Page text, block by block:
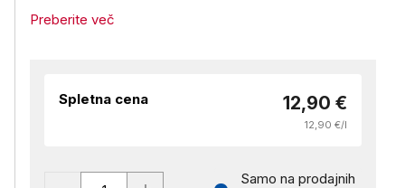
Preberite več
Spletna cena 12,90 €
12,90 €/l
Samo na prodajnih